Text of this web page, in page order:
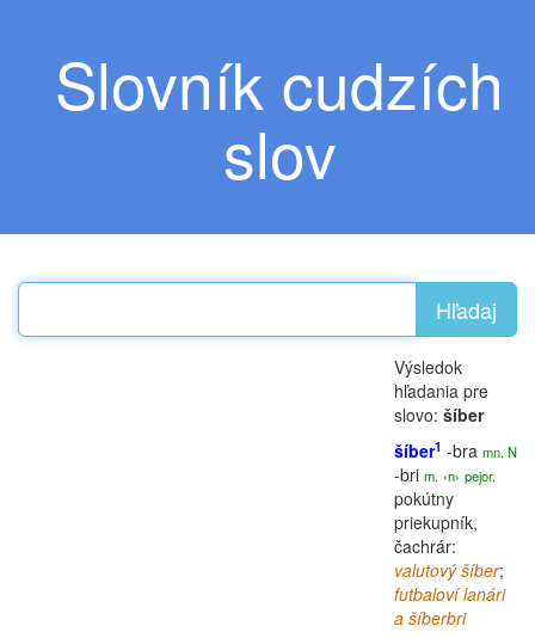
Slovník cudzích
slov
Hľadaj
Výsledok
hľadania pre
slovo: šíber
šíber1 -bra mn. N
-bri m. ‹n› pejor.
pokútny
priekupník,
čachrár:
valutový šíber;
futbaloví lanári
a šíberbri